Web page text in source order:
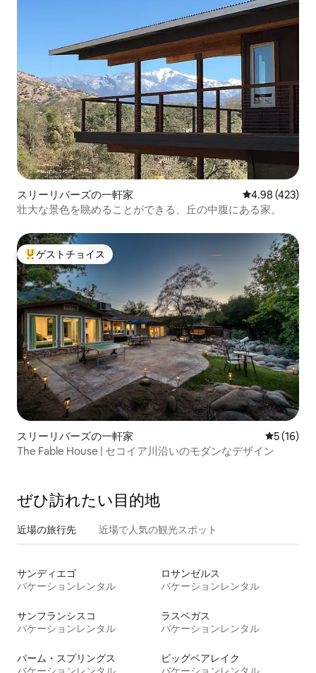
スリーリバーズの一軒家 レビュー423
4.98 (423)
壮大な景色を眺めることができる、丘の中腹にある家。
大好評のゲストチョイスです。
ゲストチョイス
スリーリバーズの一軒家 レビュー
5 (16)
The Fable House | セコイア川沿いのモダンなデザイン
ぜひ訪⁠れ⁠た⁠い目⁠的⁠地
近場の旅行先 近場で人気の観光スポット
サンディエゴ
バケーションレンタル
ロサンゼルス
バケーションレンタル
サンフランシスコ
バケーションレンタル
ラスベガス
バケーションレンタル
パーム・スプリングス
ビッグベアレイク